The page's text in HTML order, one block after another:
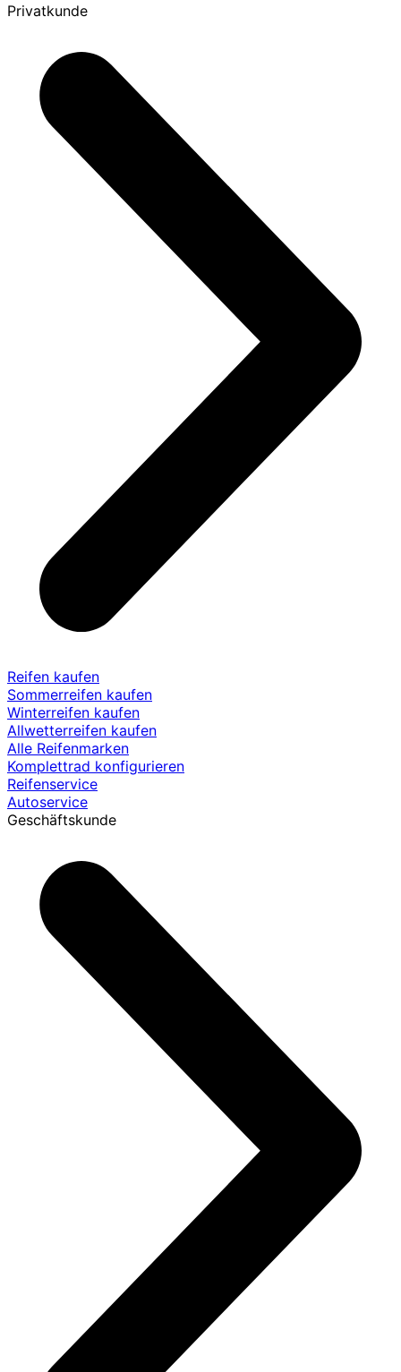
Privatkunde
Reifen kaufen
Sommerreifen kaufen
Winterreifen kaufen
Allwetterreifen kaufen
Alle Reifenmarken
Komplettrad konfigurieren
Reifenservice
Autoservice
Geschäftskunde